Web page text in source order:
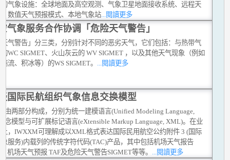
气象设施：全球地面及高空观测、气象卫星地面接收系统、远程天
数值天气预报模式、本地气象站...閱讀更多
气象服务合作协调「危险天气警告」
气警告」分三类，分别针对不同的恶劣天气，它们包括：与热带气
WC SIGMET、火山灰云的 WV SIGMET ，以及其他天气现象（例如
流、积冰等）的WS SIGMET。
...閱讀更多
国际民航组织气象信息交换模型
由两部分构成，分别为统一建模语言(Unified Modeling Language,
念模型与可扩展标记语言(eXtensible Markup Language, XML)。在业
，IWXXM可理解成以XML格式表达国际民用航空公约附件 3 (国际
服务)内载列的传统字符代码(TAC)产品，其中包括机场天气报告
机场天气预报 TAF及危险天气警告SIGMET等等。 ...閱讀更多